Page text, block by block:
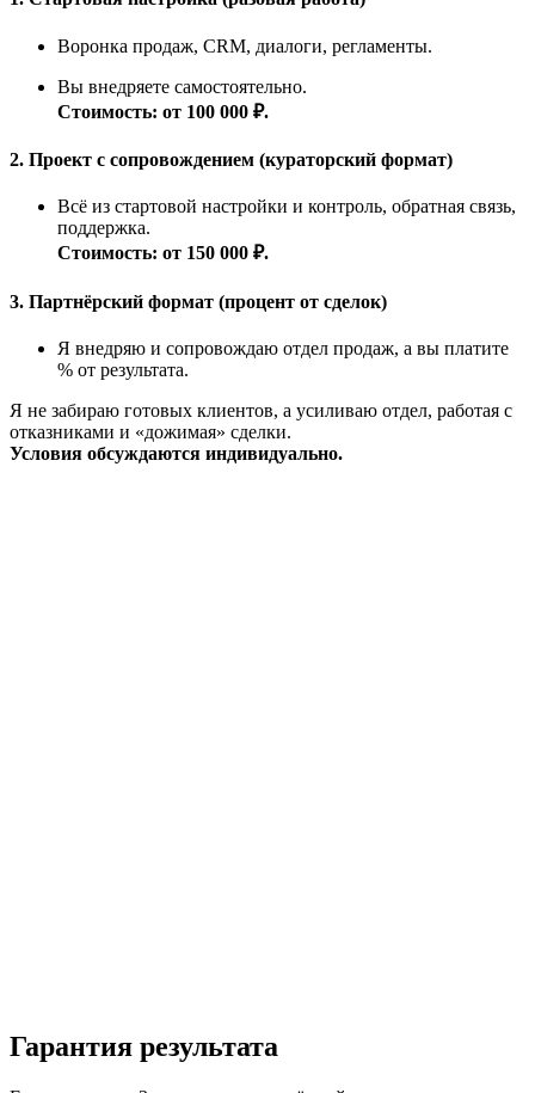
Воронка продаж, CRM, диалоги, регламенты.
Вы внедряете самостоятельно.
Стоимость: от 100 000 ₽.
2. Проект с сопровождением (кураторский формат)
Всё из стартовой настройки и контроль, обратная связь,
поддержка.
Стоимость: от 150 000 ₽.
3. Партнёрский формат (процент от сделок)
Я внедряю и сопровождаю отдел продаж, а вы платите
% от результата.
Я не забираю готовых клиентов, а усиливаю отдел, работая с
отказниками и «дожимая» сделки.
Условия обсуждаются индивидуально.
Гарантия результата